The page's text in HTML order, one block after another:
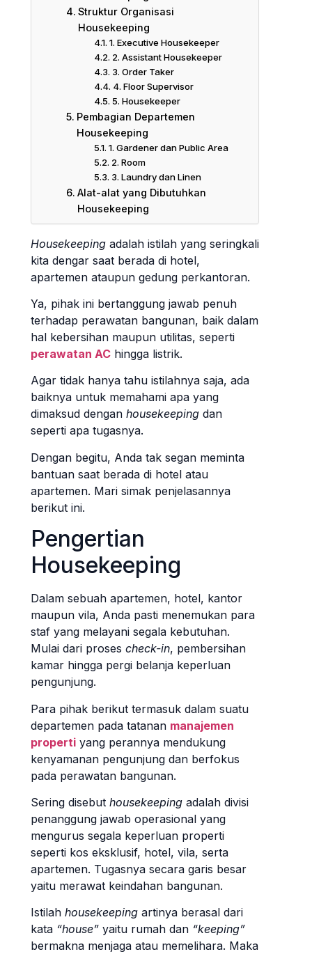
Struktur Organisasi
Housekeeping
1. Executive Housekeeper
2. Assistant Housekeeper
3. Order Taker
4. Floor Supervisor
5. Housekeeper
Pembagian Departemen
Housekeeping
1. Gardener dan Public Area
2. Room
3. Laundry dan Linen
Alat-alat yang Dibutuhkan
Housekeeping
Housekeeping adalah istilah yang seringkali
kita dengar saat berada di hotel,
apartemen ataupun gedung perkantoran.
Ya, pihak ini bertanggung jawab penuh
terhadap perawatan bangunan, baik dalam
hal kebersihan maupun utilitas, seperti
perawatan AC hingga listrik.
Agar tidak hanya tahu istilahnya saja, ada
baiknya untuk memahami apa yang
dimaksud dengan housekeeping dan
seperti apa tugasnya.
Dengan begitu, Anda tak segan meminta
bantuan saat berada di hotel atau
apartemen. Mari simak penjelasannya
berikut ini.
Pengertian
Housekeeping
Dalam sebuah apartemen, hotel, kantor
maupun vila, Anda pasti menemukan para
staf yang melayani segala kebutuhan.
Mulai dari proses check-in, pembersihan
kamar hingga pergi belanja keperluan
pengunjung.
Para pihak berikut termasuk dalam suatu
departemen pada tatanan manajemen
properti yang perannya mendukung
kenyamanan pengunjung dan berfokus
pada perawatan bangunan.
Sering disebut housekeeping adalah divisi
penanggung jawab operasional yang
mengurus segala keperluan properti
seperti kos eksklusif, hotel, vila, serta
apartemen. Tugasnya secara garis besar
yaitu merawat keindahan bangunan.
Istilah housekeeping artinya berasal dari
kata “house” yaitu rumah dan “keeping”
bermakna menjaga atau memelihara. Maka